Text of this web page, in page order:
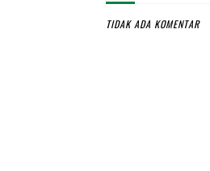
TIDAK ADA KOMENTAR